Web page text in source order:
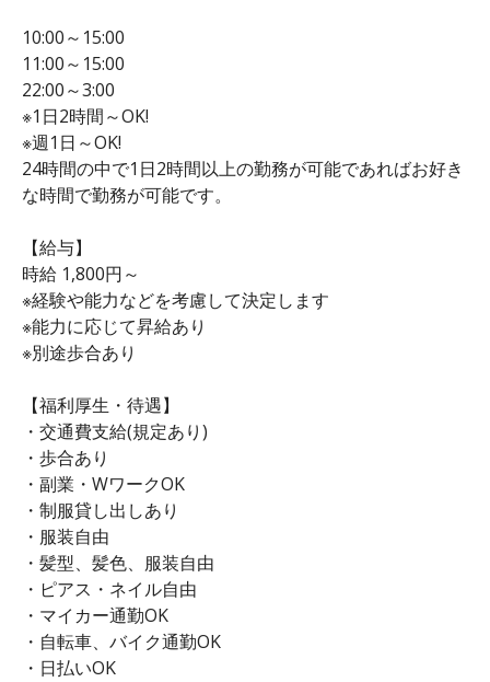
10:00～15:00
11:00～15:00
22:00～3:00
※1日2時間～OK!
※週1日～OK!
24時間の中で1日2時間以上の勤務が可能であればお好き
な時間で勤務が可能です。
【給与】
時給 1,800円～
※経験や能力などを考慮して決定します
※能力に応じて昇給あり
※別途歩合あり
【福利厚生・待遇】
・交通費支給(規定あり)
・歩合あり
・副業・WワークOK
・制服貸し出しあり
・服装自由
・髪型、髪色、服装自由
・ピアス・ネイル自由
・マイカー通勤OK
・自転車、バイク通勤OK
・日払いOK